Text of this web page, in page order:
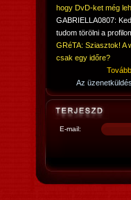
hogy DvD-ket még
GABRIELLA0807:
tudom törölni a
GRéTA: Sziasztok! A
csak egy időre?
Az
E-mail: